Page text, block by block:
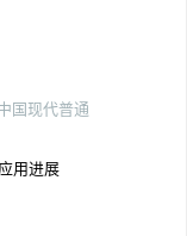
国现代普通
用进展